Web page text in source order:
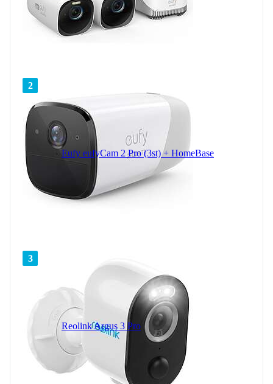
2
Eufy eufyCam 2 Pro (3st) + HomeBase
3
Reolink Argus 3 Pro